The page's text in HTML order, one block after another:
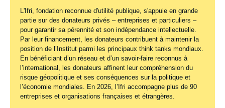
L'Ifri, fondation reconnue d'utilité publique, s'appuie en grande
partie sur des donateurs privés – entreprises et particuliers –
pour garantir sa pérennité et son indépendance intellectuelle.
Par leur financement, les donateurs contribuent à maintenir la
position de l’Institut parmi les principaux think tanks mondiaux.
En bénéficiant d’un réseau et d’un savoir-faire reconnus à
l’international, les donateurs affinent leur compréhension du
risque géopolitique et ses conséquences sur la politique et
l’économie mondiales. En 2026, l’Ifri accompagne plus de 90
entreprises et organisations françaises et étrangères.